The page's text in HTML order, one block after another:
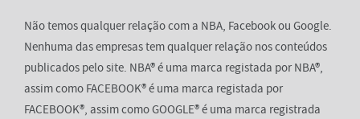
Não temos qualquer relação com a NBA, Facebook ou Google.
Nenhuma das empresas tem qualquer relação nos conteúdos
publicados pelo site. NBA® é uma marca registada por NBA®,
assim como FACEBOOK® é uma marca registada por
FACEBOOK®, assim como GOOGLE® é uma marca registrada